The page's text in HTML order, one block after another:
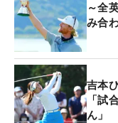
～全
み合
吉本
「試
ん」